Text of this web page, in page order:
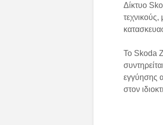
Δίκτυο
τεχνικούς,
Το Skoda
εγγύησης
στον